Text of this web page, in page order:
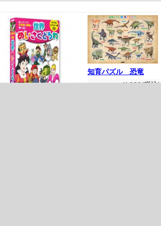
知育パズル 恐竜
¥ 880(税込)